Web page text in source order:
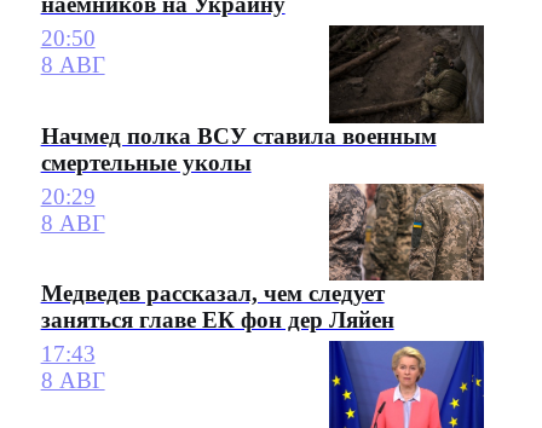
20:50
8 АВГ
Начмед полка ВСУ ставила военным
смертельные уколы
20:29
8 АВГ
Медведев рассказал, чем следует
заняться главе ЕК фон дер Ляйен
17:43
8 АВГ